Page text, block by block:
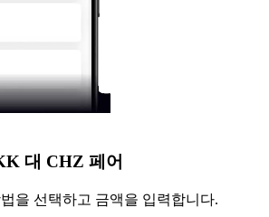
대 CHZ 페어
을 선택하고 금액을 입력합니다.